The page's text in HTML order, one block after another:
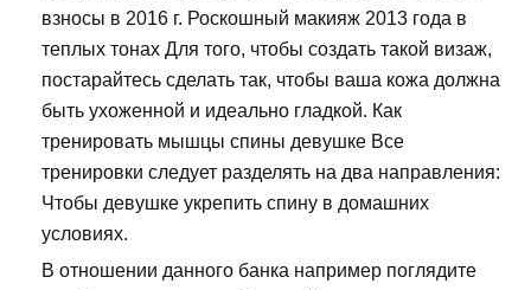
взносы в 2016 г. Роскошный макияж 2013 года в
теплых тонах Для того, чтобы создать такой визаж,
постарайтесь сделать так, чтобы ваша кожа должна
быть ухоженной и идеально гладкой. Как
тренировать мышцы спины девушке Все
тренировки следует разделять на два направления:
Чтобы девушке укрепить спину в домашних
условиях.
В отношении данного банка например поглядите